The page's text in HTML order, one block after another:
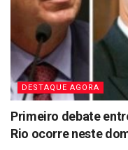
DESTAQUE AGORA
Primeiro debate
Rio ocorre neste